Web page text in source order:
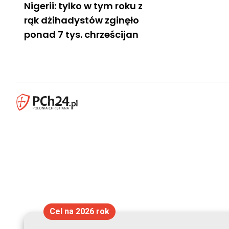
Nigerii: tylko w tym roku z
rąk dżihadystów zginęło
ponad 7 tys. chrześcijan
Cel na 2026 rok